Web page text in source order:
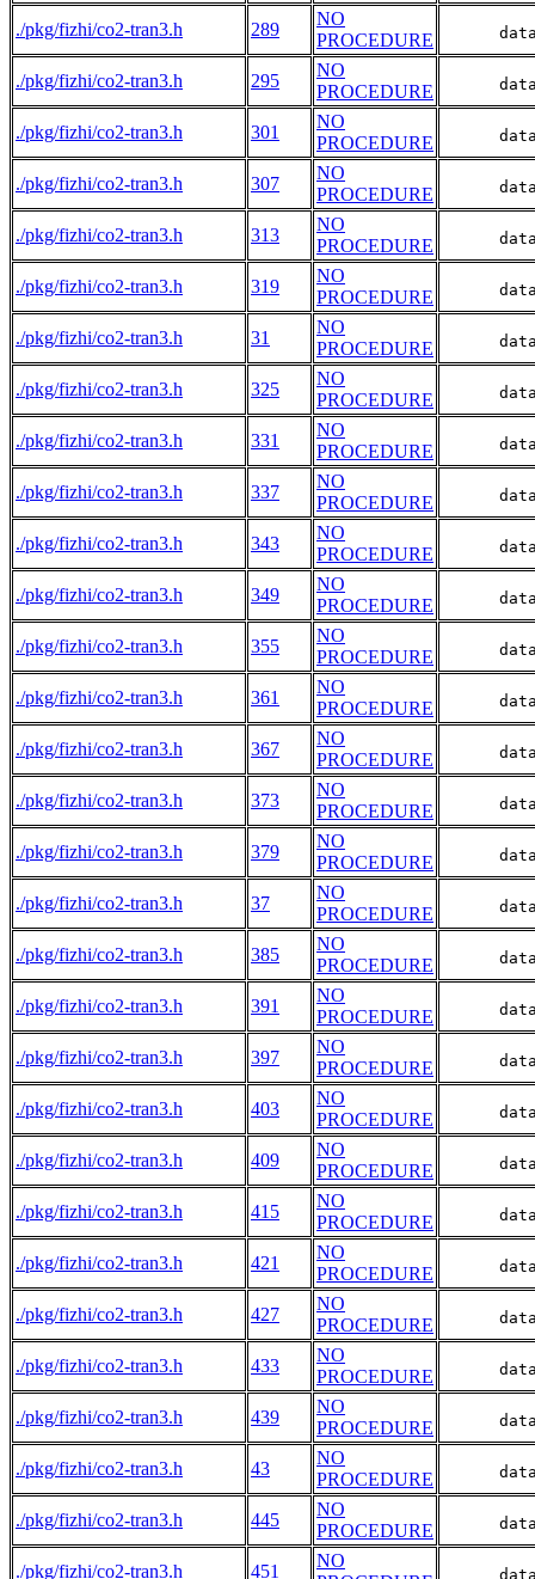
./pkg/fizhi/co2-tran3.h 289
NO
PROCEDURE
./pkg/fizhi/co2-tran3.h 295
NO
PROCEDURE
./pkg/fizhi/co2-tran3.h 301
NO
PROCEDURE
./pkg/fizhi/co2-tran3.h 307
NO
PROCEDURE
./pkg/fizhi/co2-tran3.h 313
NO
PROCEDURE
./pkg/fizhi/co2-tran3.h 319
NO
PROCEDURE
./pkg/fizhi/co2-tran3.h 31
NO
PROCEDURE
./pkg/fizhi/co2-tran3.h 325
NO
PROCEDURE
./pkg/fizhi/co2-tran3.h 331
NO
PROCEDURE
./pkg/fizhi/co2-tran3.h 337
NO
PROCEDURE
./pkg/fizhi/co2-tran3.h 343
NO
PROCEDURE
./pkg/fizhi/co2-tran3.h 349
NO
PROCEDURE
./pkg/fizhi/co2-tran3.h 355
NO
PROCEDURE
./pkg/fizhi/co2-tran3.h 361
NO
PROCEDURE
./pkg/fizhi/co2-tran3.h 367
NO
PROCEDURE
./pkg/fizhi/co2-tran3.h 373
NO
PROCEDURE
./pkg/fizhi/co2-tran3.h 379
NO
PROCEDURE
./pkg/fizhi/co2-tran3.h 37
NO
PROCEDURE
./pkg/fizhi/co2-tran3.h 385
NO
PROCEDURE
./pkg/fizhi/co2-tran3.h 391
NO
PROCEDURE
./pkg/fizhi/co2-tran3.h 397
NO
PROCEDURE
./pkg/fizhi/co2-tran3.h 403
NO
PROCEDURE
./pkg/fizhi/co2-tran3.h 409
NO
PROCEDURE
./pkg/fizhi/co2-tran3.h 415
NO
PROCEDURE
./pkg/fizhi/co2-tran3.h 421
NO
PROCEDURE
./pkg/fizhi/co2-tran3.h 427
NO
PROCEDURE
./pkg/fizhi/co2-tran3.h 433
NO
PROCEDURE
./pkg/fizhi/co2-tran3.h 439
NO
PROCEDURE
./pkg/fizhi/co2-tran3.h 43
NO
PROCEDURE
./pkg/fizhi/co2-tran3.h 445
NO
PROCEDURE
./pkg/fizhi/co2-tran3.h 451
NO